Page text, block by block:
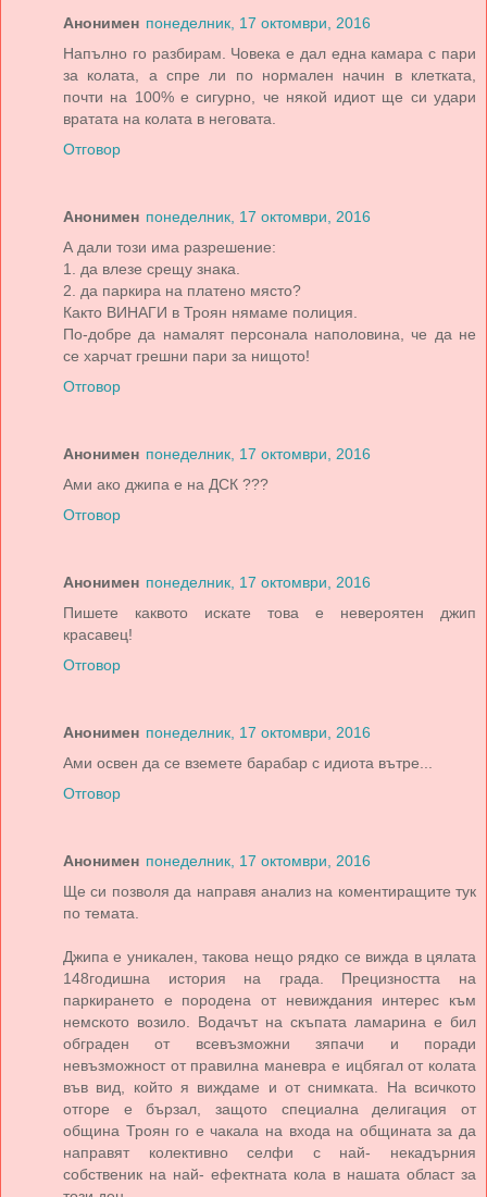
Анонимен понеделник, 17 октомври, 2016
Напълно го разбирам. Човека е дал една камара с пари
за колата, а спре ли по нормален начин в клетката,
почти на 100% е сигурно, че някой идиот ще си удари
вратата на колата в неговата.
Отговор
Анонимен понеделник, 17 октомври, 2016
А дали този има разрешение:
1. да влезе срещу знака.
2. да паркира на платено място?
Както ВИНАГИ в Троян нямаме полиция.
По-добре да намалят персонала наполовина, че да не
се харчат грешни пари за нищото!
Отговор
Анонимен понеделник, 17 октомври, 2016
Ами ако джипа е на ДСК ???
Отговор
Анонимен понеделник, 17 октомври, 2016
Пишете каквото искате това е невероятен джип
красавец!
Отговор
Анонимен понеделник, 17 октомври, 2016
Ами освен да се вземете барабар с идиота вътре...
Отговор
Анонимен понеделник, 17 октомври, 2016
Ще си позволя да направя анализ на коментиращите тук
по темата.
Джипа е уникален, такова нещо рядко се вижда в цялата
148годишна история на града. Прецизността на
паркирането е породена от невиждания интерес към
немското возило. Водачът на скъпата ламарина е бил
обграден от всевъзможни зяпачи и поради
невъзможност от правилна маневра е ицбягал от колата
във вид, който я виждаме и от снимката. На всичкото
отгоре е бързал, защото специална делигация от
община Троян го е чакала на входа на общината за да
направят колективно селфи с най- некадърния
собственик на най- ефектната кола в нашата област за